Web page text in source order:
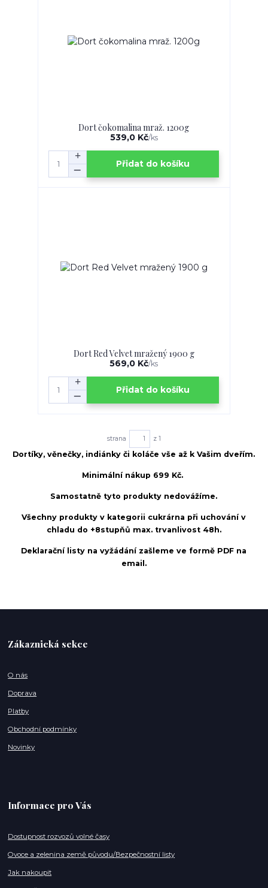
Dort čokomalina mraž. 1200g
539,0 Kč/ks
Přidat do košíku
Dort Red Velvet mražený 1900 g
569,0 Kč/ks
Přidat do košíku
strana z 1
Dortíky, věnečky, indiánky či koláče vše až k Vašim dveřím.
Minimální nákup 699 Kč.
Samostatně tyto produkty nedovážíme.
Všechny produkty v kategorii cukrárna při uchování v
chladu do +8stupňů max. trvanlivost 48h.
Deklarační listy na vyžádání zašleme ve formě PDF na
email.
Zákaznická sekce
O nás
Doprava
Platby
Obchodní podmínky
Novinky
Informace pro Vás
Dostupnost rozvozů volné časy
Ovoce a zelenina země původu/Bezpečnostní listy
Jak nakoupit